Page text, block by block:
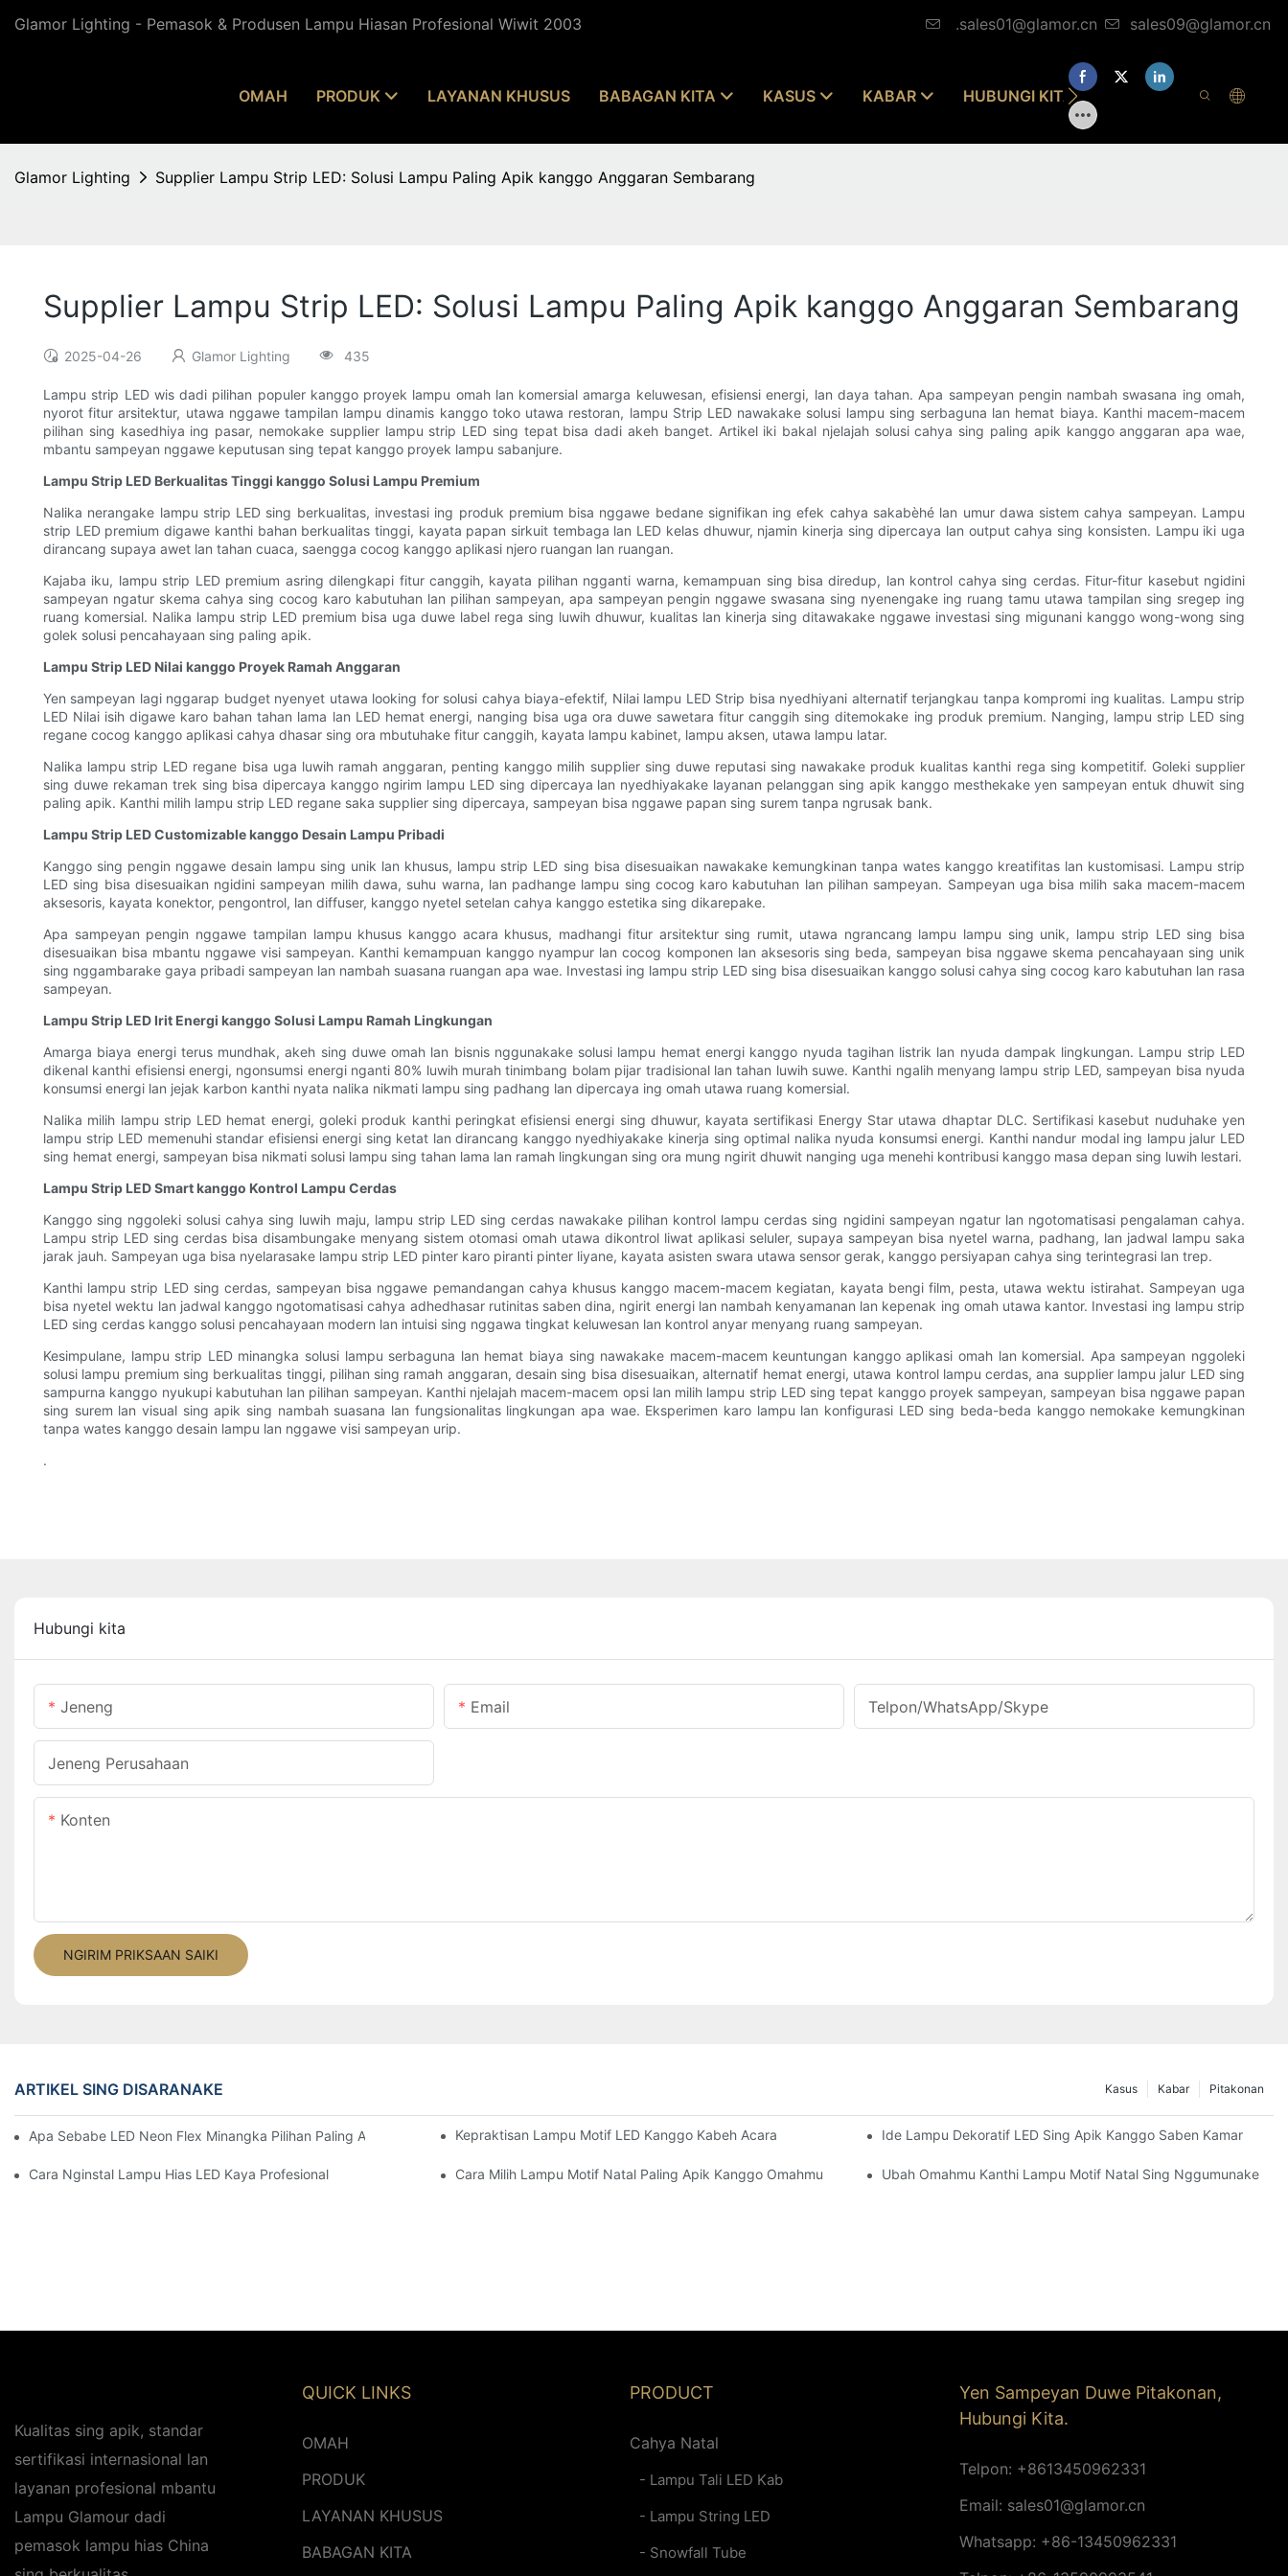
Glamor Lighting - Pemasok & Produsen Lampu Hiasan Profesional Wiwit 2003 .sales01@glamor.cn sales09@glamor.cn
OMAH PRODUK LAYANAN KHUSUS BABAGAN KITA KASUS KABAR HUBUNGI KITA
Glamor Lighting Supplier Lampu Strip LED: Solusi Lampu Paling Apik kanggo Anggaran Sembarang
Supplier Lampu Strip LED: Solusi Lampu Paling Apik kanggo Anggaran Sembarang
2025-04-26 Glamor Lighting 435
Lampu strip LED wis dadi pilihan populer kanggo proyek lampu omah lan komersial amarga keluwesan, efisiensi energi, lan daya tahan. Apa sampeyan pengin nambah swasana ing omah,
nyorot fitur arsitektur, utawa nggawe tampilan lampu dinamis kanggo toko utawa restoran, lampu Strip LED nawakake solusi lampu sing serbaguna lan hemat biaya. Kanthi macem-macem
pilihan sing kasedhiya ing pasar, nemokake supplier lampu strip LED sing tepat bisa dadi akeh banget. Artikel iki bakal njelajah solusi cahya sing paling apik kanggo anggaran apa wae,
mbantu sampeyan nggawe keputusan sing tepat kanggo proyek lampu sabanjure.
Lampu Strip LED Berkualitas Tinggi kanggo Solusi Lampu Premium
Nalika nerangake lampu strip LED sing berkualitas, investasi ing produk premium bisa nggawe bedane signifikan ing efek cahya sakabèhé lan umur dawa sistem cahya sampeyan. Lampu
strip LED premium digawe kanthi bahan berkualitas tinggi, kayata papan sirkuit tembaga lan LED kelas dhuwur, njamin kinerja sing dipercaya lan output cahya sing konsisten. Lampu iki uga
dirancang supaya awet lan tahan cuaca, saengga cocog kanggo aplikasi njero ruangan lan ruangan.
Kajaba iku, lampu strip LED premium asring dilengkapi fitur canggih, kayata pilihan ngganti warna, kemampuan sing bisa diredup, lan kontrol cahya sing cerdas. Fitur-fitur kasebut ngidini
sampeyan ngatur skema cahya sing cocog karo kabutuhan lan pilihan sampeyan, apa sampeyan pengin nggawe swasana sing nyenengake ing ruang tamu utawa tampilan sing sregep ing
ruang komersial. Nalika lampu strip LED premium bisa uga duwe label rega sing luwih dhuwur, kualitas lan kinerja sing ditawakake nggawe investasi sing migunani kanggo wong-wong sing
golek solusi pencahayaan sing paling apik.
Lampu Strip LED Nilai kanggo Proyek Ramah Anggaran
Yen sampeyan lagi nggarap budget nyenyet utawa looking for solusi cahya biaya-efektif, Nilai lampu LED Strip bisa nyedhiyani alternatif terjangkau tanpa kompromi ing kualitas. Lampu strip
LED Nilai isih digawe karo bahan tahan lama lan LED hemat energi, nanging bisa uga ora duwe sawetara fitur canggih sing ditemokake ing produk premium. Nanging, lampu strip LED sing
regane cocog kanggo aplikasi cahya dhasar sing ora mbutuhake fitur canggih, kayata lampu kabinet, lampu aksen, utawa lampu latar.
Nalika lampu strip LED regane bisa uga luwih ramah anggaran, penting kanggo milih supplier sing duwe reputasi sing nawakake produk kualitas kanthi rega sing kompetitif. Goleki supplier
sing duwe rekaman trek sing bisa dipercaya kanggo ngirim lampu LED sing dipercaya lan nyedhiyakake layanan pelanggan sing apik kanggo mesthekake yen sampeyan entuk dhuwit sing
paling apik. Kanthi milih lampu strip LED regane saka supplier sing dipercaya, sampeyan bisa nggawe papan sing surem tanpa ngrusak bank.
Lampu Strip LED Customizable kanggo Desain Lampu Pribadi
Kanggo sing pengin nggawe desain lampu sing unik lan khusus, lampu strip LED sing bisa disesuaikan nawakake kemungkinan tanpa wates kanggo kreatifitas lan kustomisasi. Lampu strip
LED sing bisa disesuaikan ngidini sampeyan milih dawa, suhu warna, lan padhange lampu sing cocog karo kabutuhan lan pilihan sampeyan. Sampeyan uga bisa milih saka macem-macem
aksesoris, kayata konektor, pengontrol, lan diffuser, kanggo nyetel setelan cahya kanggo estetika sing dikarepake.
Apa sampeyan pengin nggawe tampilan lampu khusus kanggo acara khusus, madhangi fitur arsitektur sing rumit, utawa ngrancang lampu lampu sing unik, lampu strip LED sing bisa
disesuaikan bisa mbantu nggawe visi sampeyan. Kanthi kemampuan kanggo nyampur lan cocog komponen lan aksesoris sing beda, sampeyan bisa nggawe skema pencahayaan sing unik
sing nggambarake gaya pribadi sampeyan lan nambah suasana ruangan apa wae. Investasi ing lampu strip LED sing bisa disesuaikan kanggo solusi cahya sing cocog karo kabutuhan lan rasa
sampeyan.
Lampu Strip LED Irit Energi kanggo Solusi Lampu Ramah Lingkungan
Amarga biaya energi terus mundhak, akeh sing duwe omah lan bisnis nggunakake solusi lampu hemat energi kanggo nyuda tagihan listrik lan nyuda dampak lingkungan. Lampu strip LED
dikenal kanthi efisiensi energi, ngonsumsi energi nganti 80% luwih murah tinimbang bolam pijar tradisional lan tahan luwih suwe. Kanthi ngalih menyang lampu strip LED, sampeyan bisa nyuda
konsumsi energi lan jejak karbon kanthi nyata nalika nikmati lampu sing padhang lan dipercaya ing omah utawa ruang komersial.
Nalika milih lampu strip LED hemat energi, goleki produk kanthi peringkat efisiensi energi sing dhuwur, kayata sertifikasi Energy Star utawa dhaptar DLC. Sertifikasi kasebut nuduhake yen
lampu strip LED memenuhi standar efisiensi energi sing ketat lan dirancang kanggo nyedhiyakake kinerja sing optimal nalika nyuda konsumsi energi. Kanthi nandur modal ing lampu jalur LED
sing hemat energi, sampeyan bisa nikmati solusi lampu sing tahan lama lan ramah lingkungan sing ora mung ngirit dhuwit nanging uga menehi kontribusi kanggo masa depan sing luwih lestari.
Lampu Strip LED Smart kanggo Kontrol Lampu Cerdas
Kanggo sing nggoleki solusi cahya sing luwih maju, lampu strip LED sing cerdas nawakake pilihan kontrol lampu cerdas sing ngidini sampeyan ngatur lan ngotomatisasi pengalaman cahya.
Lampu strip LED sing cerdas bisa disambungake menyang sistem otomasi omah utawa dikontrol liwat aplikasi seluler, supaya sampeyan bisa nyetel warna, padhang, lan jadwal lampu saka
jarak jauh. Sampeyan uga bisa nyelarasake lampu strip LED pinter karo piranti pinter liyane, kayata asisten swara utawa sensor gerak, kanggo persiyapan cahya sing terintegrasi lan trep.
Kanthi lampu strip LED sing cerdas, sampeyan bisa nggawe pemandangan cahya khusus kanggo macem-macem kegiatan, kayata bengi film, pesta, utawa wektu istirahat. Sampeyan uga
bisa nyetel wektu lan jadwal kanggo ngotomatisasi cahya adhedhasar rutinitas saben dina, ngirit energi lan nambah kenyamanan lan kepenak ing omah utawa kantor. Investasi ing lampu strip
LED sing cerdas kanggo solusi pencahayaan modern lan intuisi sing nggawa tingkat keluwesan lan kontrol anyar menyang ruang sampeyan.
Kesimpulane, lampu strip LED minangka solusi lampu serbaguna lan hemat biaya sing nawakake macem-macem keuntungan kanggo aplikasi omah lan komersial. Apa sampeyan nggoleki
solusi lampu premium sing berkualitas tinggi, pilihan sing ramah anggaran, desain sing bisa disesuaikan, alternatif hemat energi, utawa kontrol lampu cerdas, ana supplier lampu jalur LED sing
sampurna kanggo nyukupi kabutuhan lan pilihan sampeyan. Kanthi njelajah macem-macem opsi lan milih lampu strip LED sing tepat kanggo proyek sampeyan, sampeyan bisa nggawe papan
sing surem lan visual sing apik sing nambah suasana lan fungsionalitas lingkungan apa wae. Eksperimen karo lampu lan konfigurasi LED sing beda-beda kanggo nemokake kemungkinan
tanpa wates kanggo desain lampu lan nggawe visi sampeyan urip.
.
Hubungi kita
Jeneng Email Telpon/WhatsApp/Skype
Jeneng Perusahaan
Konten
NGIRIM PRIKSAAN SAIKI
ARTIKEL SING DISARANAKE Pitakonan
Kabar
Kasus
Apa Sebabe LED Neon Flex Minangka Pilihan Paling Apik Kanggo Proyek Pencahayaan Sing Bisa Disesuaikan
Kepraktisan Lampu Motif LED Kanggo Kabeh Acara Ide Lampu Dekoratif LED Sing Apik Kanggo Saben Kamar
Cara Nginstal Lampu Hias LED Kaya Profesional Cara Milih Lampu Motif Natal Paling Apik Kanggo Omahmu Ubah Omahmu Kanthi Lampu Motif Natal Sing Nggumunake
Kualitas sing apik, standar
sertifikasi internasional lan
layanan profesional mbantu
Lampu Glamour dadi
pemasok lampu hias China
QUICK LINKS
OMAH
PRODUK
LAYANAN KHUSUS
BABAGAN KITA
PRODUCT
Cahya Natal
- Lampu Tali LED Kab
- Lampu String LED
- Snowfall Tube
Yen Sampeyan Duwe Pitakonan,
Hubungi Kita.
Telpon: +8613450962331
Email: sales01@glamor.cn
Whatsapp: +86-13450962331